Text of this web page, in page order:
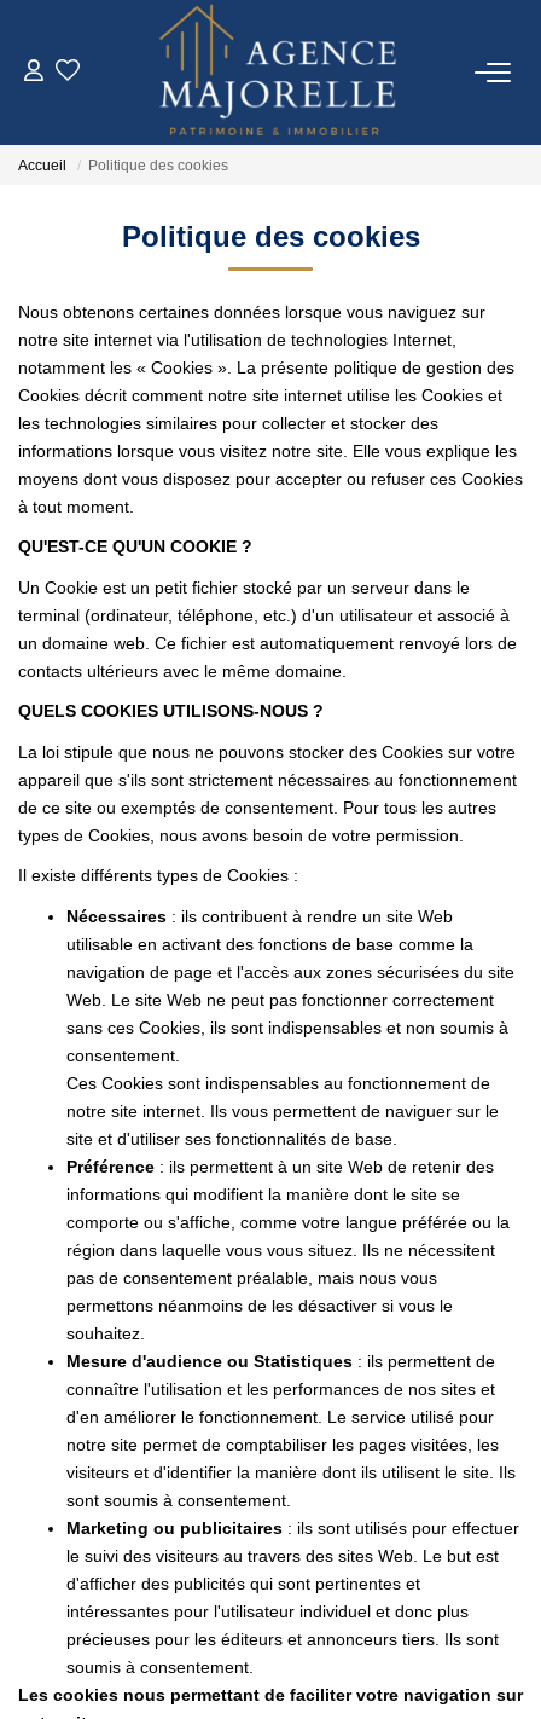
ACHETER
ESTIMER
FAIRE GÉRER
IMMO NEUF
NOTRE AGENCE
Notre Agence
Nos Témoignages
Nos Actualités
CONTACT
EN
Accueil Politique des cookies
Politique des cookies
Nous obtenons certaines données lorsque vous naviguez sur
notre site internet via l'utilisation de technologies Internet,
notamment les « Cookies ». La présente politique de gestion des
Cookies décrit comment notre site internet utilise les Cookies et
les technologies similaires pour collecter et stocker des
informations lorsque vous visitez notre site. Elle vous explique les
moyens dont vous disposez pour accepter ou refuser ces Cookies
à tout moment.
QU'EST-CE QU'UN COOKIE ?
Un Cookie est un petit fichier stocké par un serveur dans le
terminal (ordinateur, téléphone, etc.) d'un utilisateur et associé à
un domaine web. Ce fichier est automatiquement renvoyé lors de
contacts ultérieurs avec le même domaine.
QUELS COOKIES UTILISONS-NOUS ?
La loi stipule que nous ne pouvons stocker des Cookies sur votre
appareil que s'ils sont strictement nécessaires au fonctionnement
de ce site ou exemptés de consentement. Pour tous les autres
types de Cookies, nous avons besoin de votre permission.
Il existe différents types de Cookies :
Nécessaires : ils contribuent à rendre un site Web
utilisable en activant des fonctions de base comme la
navigation de page et l'accès aux zones sécurisées du site
Web. Le site Web ne peut pas fonctionner correctement
sans ces Cookies, ils sont indispensables et non soumis à
consentement.
Ces Cookies sont indispensables au fonctionnement de
notre site internet. Ils vous permettent de naviguer sur le
site et d'utiliser ses fonctionnalités de base.
Préférence : ils permettent à un site Web de retenir des
informations qui modifient la manière dont le site se
comporte ou s'affiche, comme votre langue préférée ou la
région dans laquelle vous vous situez. Ils ne nécessitent
pas de consentement préalable, mais nous vous
permettons néanmoins de les désactiver si vous le
souhaitez.
Mesure d'audience ou Statistiques : ils permettent de
connaître l'utilisation et les performances de nos sites et
d'en améliorer le fonctionnement. Le service utilisé pour
notre site permet de comptabiliser les pages visitées, les
visiteurs et d'identifier la manière dont ils utilisent le site. Ils
sont soumis à consentement.
Marketing ou publicitaires : ils sont utilisés pour effectuer
le suivi des visiteurs au travers des sites Web. Le but est
d'afficher des publicités qui sont pertinentes et
intéressantes pour l'utilisateur individuel et donc plus
précieuses pour les éditeurs et annonceurs tiers. Ils sont
soumis à consentement.
Les cookies nous permettant de faciliter votre navigation sur